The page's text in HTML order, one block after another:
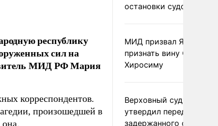
республику
сил на
МИД РФ Мария
корреспондентов.
произошедшей в
она.
остановки судоходства
МИД призвал Японию
признать вину США за
Хиросиму
Верховный суд Швеции
утвердил передачу
задержанного